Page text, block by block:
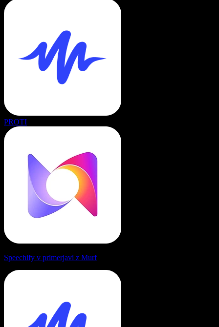
PROTI
Speechify v primerjavi z Murf